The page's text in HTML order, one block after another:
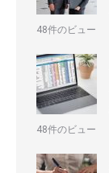
48件のビュー
48件のビュー